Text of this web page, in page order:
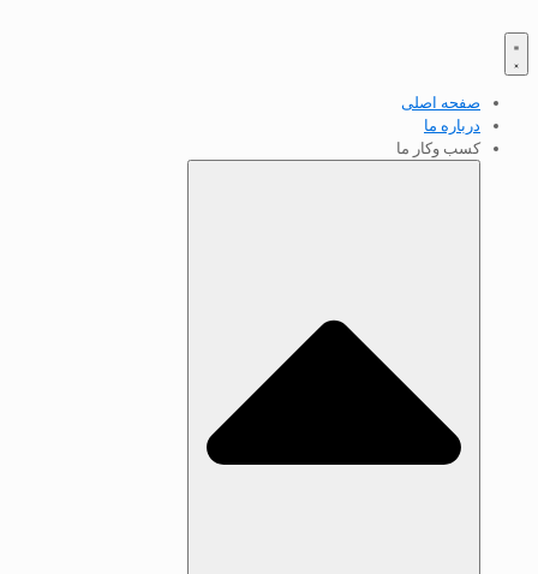
صفحه اصلی
درباره ما
کسب‌ وکار ما